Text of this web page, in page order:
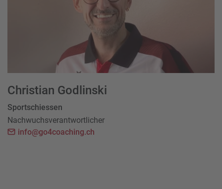
Christian Godlinski
Sportschiessen
Nachwuchsverantwortlicher
info@go4coaching.ch